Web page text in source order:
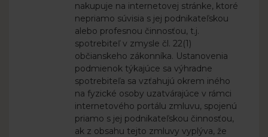
nakupuje na internetovej stránke, ktoré
nepriamo súvisia s jej podnikateľskou
alebo profesnou činnosťou, t.j.
spotrebiteľ v zmysle čl. 22(1)
občianskeho zákonníka. Ustanovenia
podmienok týkajúce sa výhradne
spotrebiteľa sa vzťahujú okrem iného
na fyzické osoby uzatvárajúce v rámci
internetového portálu zmluvu, spojenú
priamo s jej podnikateľskou činnosťou,
ak z obsahu tejto zmluvy vyplýva, že